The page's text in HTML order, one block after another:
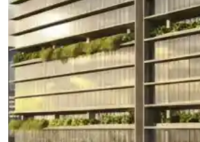
Private Real Estate: o
imóveis privados e
nessa classe de ativos